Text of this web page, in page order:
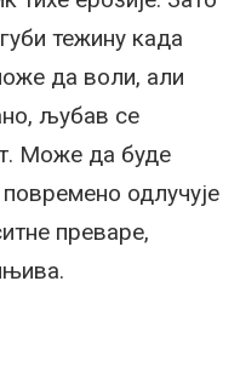
тежину када
да воли, али
љубав се
Може да буде
одлучује
преваре,